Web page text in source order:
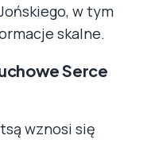
w tym
skalne.
Serce
wznosi się